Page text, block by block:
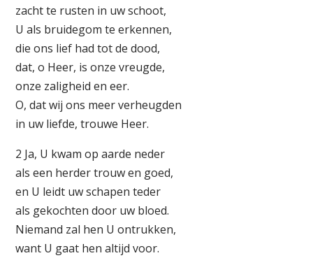
zacht te rusten in uw schoot,
U als bruidegom te erkennen,
die ons lief had tot de dood,
dat, o Heer, is onze vreugde,
onze zaligheid en eer.
O, dat wij ons meer verheugden
in uw liefde, trouwe Heer.
2 Ja, U kwam op aarde neder
als een herder trouw en goed,
en U leidt uw schapen teder
als gekochten door uw bloed.
Niemand zal hen U ontrukken,
want U gaat hen altijd voor.